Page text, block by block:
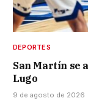
DEPORTES
San Martín se
Lugo
9 de agosto de 2026